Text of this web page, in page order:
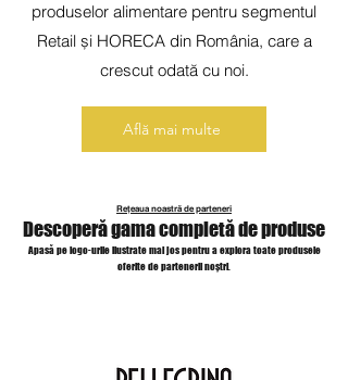
produselor alimentare pentru segmentul
Retail și HORECA din România, care a
crescut odată cu noi.
Află mai multe
Rețeaua noastră de parteneri
Descoperă gama completă de produse
Apasă pe logo-urile ilustrate mai jos pentru a explora toate produsele
oferite de partenerii noștri.